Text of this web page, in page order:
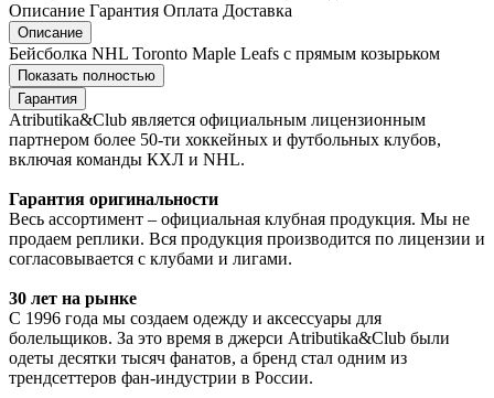
Описание Гарантия Оплата Доставка
Описание
Бейсболка NHL Toronto Maple Leafs с прямым козырьком
Показать полностью
Гарантия
Atributika&Club является официальным лицензионным
партнером более 50-ти хоккейных и футбольных клубов,
включая команды КХЛ и NHL.
Гарантия оригинальности
Весь ассортимент – официальная клубная продукция. Мы не
продаем реплики. Вся продукция производится по лицензии и
согласовывается с клубами и лигами.
30 лет на рынке
С 1996 года мы создаем одежду и аксессуары для
болельщиков. За это время в джерси Atributika&Club были
одеты десятки тысяч фанатов, а бренд стал одним из
трендсеттеров фан-индустрии в России.